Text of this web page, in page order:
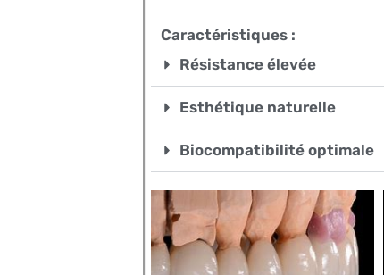
Caractéristiques :
Résistance élevée
Esthétique naturelle
Biocompatibilité optimale